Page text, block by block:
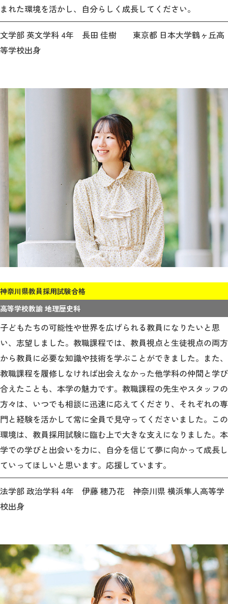
まれた環境を活かし、自分らしく成長してください。
文学部 英文学科 4年 長田 佳樹 東京都 日本大学鶴ヶ丘高
等学校出身
神奈川県教員採用試験合格
高等学校教諭 地理歴史科
子どもたちの可能性や世界を広げられる教員になりたいと思
い、志望しました。教職課程では、教員視点と生徒視点の両方
から教員に必要な知識や技術を学ぶことができました。また、
教職課程を履修しなければ出会えなかった他学科の仲間と学び
合えたことも、本学の魅力です。教職課程の先生やスタッフの
方々は、いつでも相談に迅速に応えてくださり、それぞれの専
門と経験を活かして常に全員で見守ってくださいました。この
環境は、教員採用試験に臨む上で大きな支えになりました。本
学での学びと出会いを力に、自分を信じて夢に向かって成長し
ていってほしいと思います。応援しています。
法学部 政治学科 4年 伊藤 穂乃花 神奈川県 横浜隼人高等学
校出身